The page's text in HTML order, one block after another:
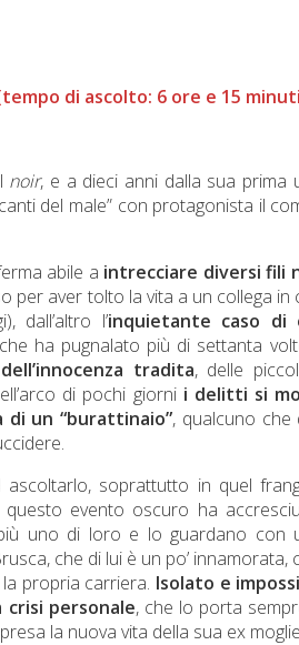
di ascolto: 6 ore e 15
noir, e a dieci anni dalla sua prima
del male” con protagonista il
abile a intrecciare diversi fili
per aver tolto la vita a un collega
dall’altro l’inquietante caso di
ha pugnalato più di settanta
tradita, delle
di pochi giorni i delitti si
di un “burattinaio”, qualcuno che
soprattutto in quel
evento oscuro ha
uno di loro e lo guardano con
che di lui è un po’
propria carriera. Isolato e
crisi personale, che lo porta
la nuova vita della sua ex